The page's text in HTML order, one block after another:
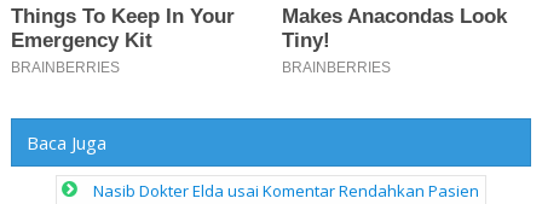
Baca Juga
Nasib Dokter Elda usai Komentar Rendahkan Pasien